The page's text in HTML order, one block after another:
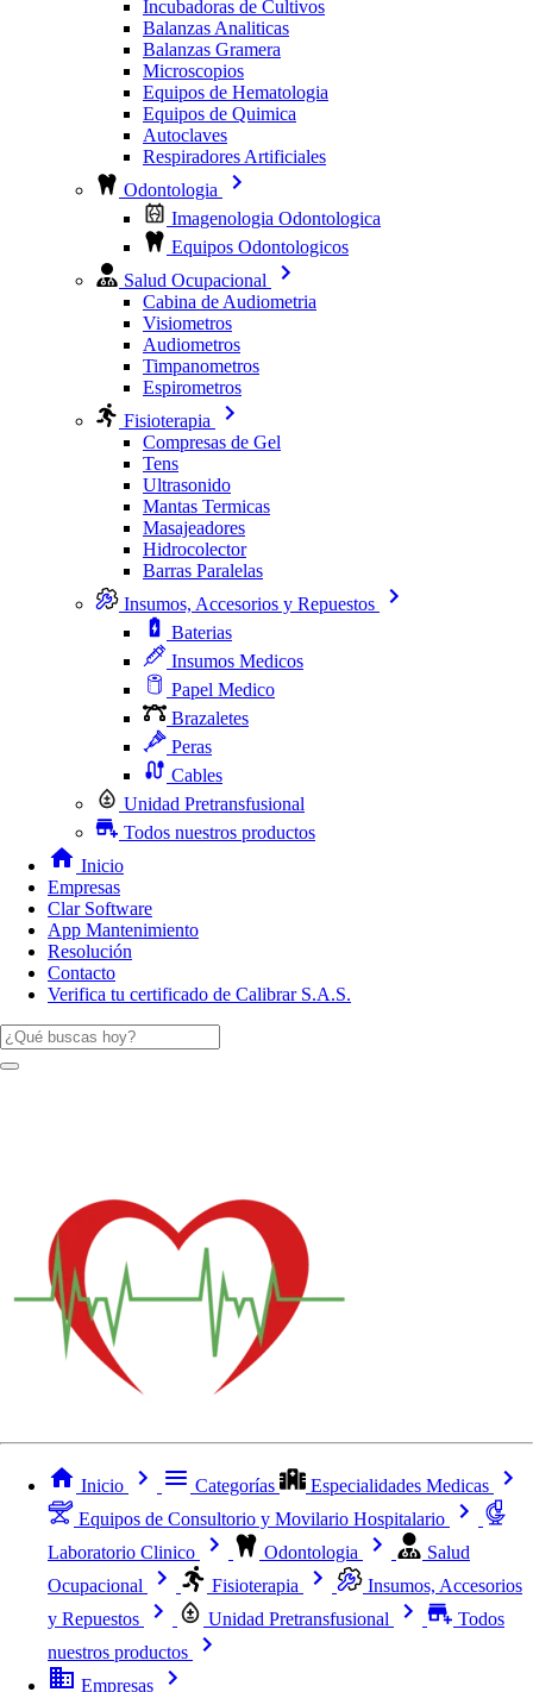
Incubadoras de Cultivos
Balanzas Analiticas
Balanzas Gramera
Microscopios
Equipos de Hematologia
Equipos de Quimica
Autoclaves
Respiradores Artificiales
Odontologia
Imagenologia Odontologica
Equipos Odontologicos
Salud Ocupacional
Cabina de Audiometria
Visiometros
Audiometros
Timpanometros
Espirometros
Fisioterapia
Compresas de Gel
Tens
Ultrasonido
Mantas Termicas
Masajeadores
Hidrocolector
Barras Paralelas
Insumos, Accesorios y Repuestos
Baterias
Insumos Medicos
Papel Medico
Brazaletes
Peras
Cables
Unidad Pretransfusional
Todos nuestros productos
Inicio
Empresas
Clar Software
App Mantenimiento
Resolución
Contacto
Verifica tu certificado de Calibrar S.A.S.
Inicio Categorías
Especialidades Medicas
Equipos de Consultorio y Movilario Hospitalario
Laboratorio Clinico
Odontologia
Salud
Ocupacional
Fisioterapia
Insumos, Accesorios
y Repuestos
Unidad Pretransfusional
Todos
nuestros productos
Empresas